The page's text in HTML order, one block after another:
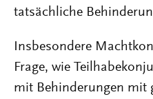
tatsächliche
Insbesondere
Frage, wie
mit Behinderungen mit